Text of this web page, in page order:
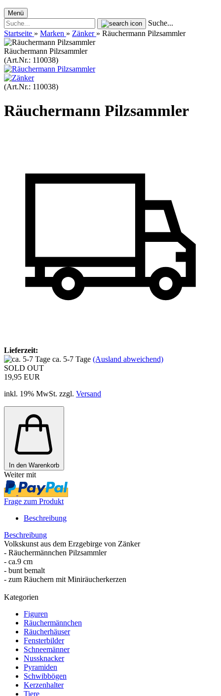
Menü
Suche...
Startseite » Marken » Zänker » Räuchermann Pilzsammler
Räuchermann Pilzsammler
(Art.Nr.: 110038)
(Art.Nr.: 110038)
Räuchermann Pilzsammler
Lieferzeit:
ca. 5-7 Tage (Ausland abweichend)
SOLD OUT
19,95 EUR
inkl. 19% MwSt. zzgl. Versand
In den Warenkorb
Weiter mit
Frage zum Produkt
Beschreibung
Beschreibung
Volkskunst aus dem Erzgebirge von Zänker
- Räuchermännchen Pilzsammler
- ca.9 cm
- bunt bemalt
- zum Räuchern mit Miniräucherkerzen
Kategorien
Figuren
Räuchermännchen
Räucherhäuser
Fensterbilder
Schneemänner
Nussknacker
Pyramiden
Schwibbögen
Kerzenhalter
Tiere